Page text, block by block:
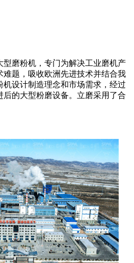
型磨粉机，专门为解决工业磨机产
难题，吸收欧洲先进技术并结合我
机设计制造理念和市场需求，经过
后的大型粉磨设备。立磨采用了合